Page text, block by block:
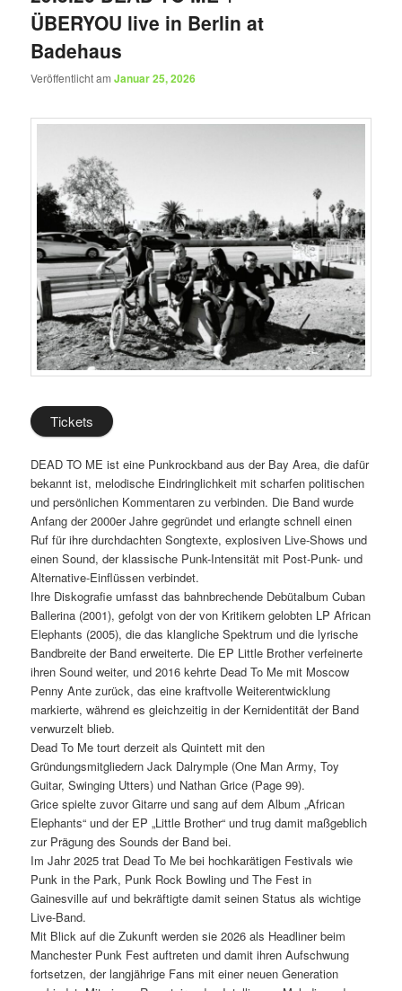
ÜBERYOU live in Berlin at
Badehaus
Veröffentlicht amJanuar 25, 2026
Tickets
DEAD TO ME ist eine Punkrockband aus der Bay Area, die dafür
bekannt ist, melodische Eindringlichkeit mit scharfen politischen
und persönlichen Kommentaren zu verbinden. Die Band wurde
Anfang der 2000er Jahre gegründet und erlangte schnell einen
Ruf für ihre durchdachten Songtexte, explosiven Live-Shows und
einen Sound, der klassische Punk-Intensität mit Post-Punk- und
Alternative-Einflüssen verbindet.
Ihre Diskografie umfasst das bahnbrechende Debütalbum Cuban
Ballerina (2001), gefolgt von der von Kritikern gelobten LP African
Elephants (2005), die das klangliche Spektrum und die lyrische
Bandbreite der Band erweiterte. Die EP Little Brother verfeinerte
ihren Sound weiter, und 2016 kehrte Dead To Me mit Moscow
Penny Ante zurück, das eine kraftvolle Weiterentwicklung
markierte, während es gleichzeitig in der Kernidentität der Band
verwurzelt blieb.
Dead To Me tourt derzeit als Quintett mit den
Gründungsmitgliedern Jack Dalrymple (One Man Army, Toy
Guitar, Swinging Utters) und Nathan Grice (Page 99).
Grice spielte zuvor Gitarre und sang auf dem Album „African
Elephants“ und der EP „Little Brother“ und trug damit maßgeblich
zur Prägung des Sounds der Band bei.
Im Jahr 2025 trat Dead To Me bei hochkarätigen Festivals wie
Punk in the Park, Punk Rock Bowling und The Fest in
Gainesville auf und bekräftigte damit seinen Status als wichtige
Live-Band.
Mit Blick auf die Zukunft werden sie 2026 als Headliner beim
Manchester Punk Fest auftreten und damit ihren Aufschwung
fortsetzen, der langjährige Fans mit einer neuen Generation